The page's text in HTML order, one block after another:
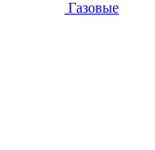
Газовые